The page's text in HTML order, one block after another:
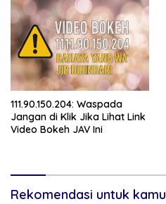
111.90.150.204: Waspada
Jangan di Klik Jika Lihat Link
Video Bokeh JAV Ini
Rekomendasi untuk kamu